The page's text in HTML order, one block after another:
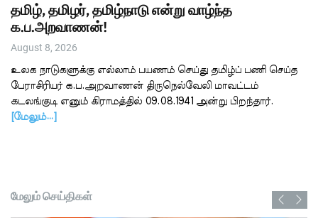
தமிழ், தமிழர், தமிழ்நாடு என்று வாழ்ந்த
க.ப.அறவாணன்!
August 8, 2026
உலக நாடுகளுக்கு எல்லாம் பயணம் செய்து தமிழ்ப் பணி செய்த
பேராசிரியர் க.ப.அறவாணன் திருநெல்வேலி மாவட்டம்
கடலங்குடி எனும் கிராமத்தில் 09.08.1941 அன்று பிறந்தார்.
[மேலும்…]
மேலும் செய்திகள்